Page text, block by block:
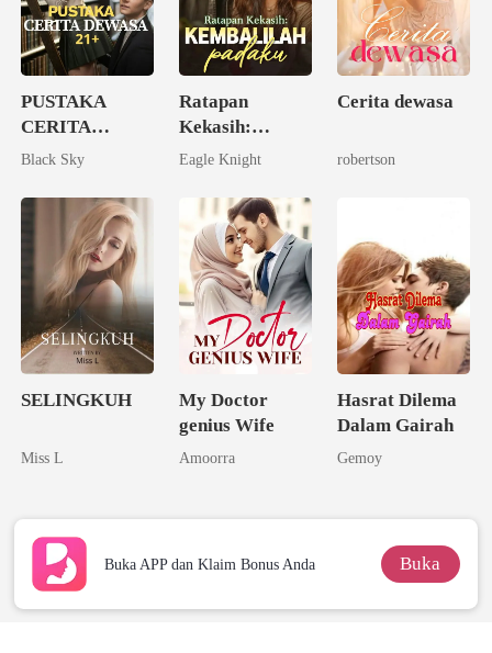
PUSTAKA
CERITA
DEWASA 21+
Black Sky
Ratapan
Kekasih:
Kembalilah
Eagle Knight
Cerita dewasa
robertson
SELINGKUH
Miss L
My Doctor
genius Wife
Amoorra
Hasrat Dilema
Dalam Gairah
Gemoy
Buka APP dan Klaim Bonus Anda Buka